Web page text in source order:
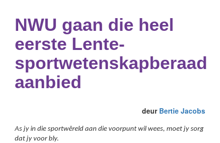
NWU gaan die heel
eerste Lente-
sportwetenskapberaad
aanbied
deur Bertie Jacobs
As jy in die sportwêreld aan die voorpunt wil wees, moet jy sorg
dat jy voor bly.